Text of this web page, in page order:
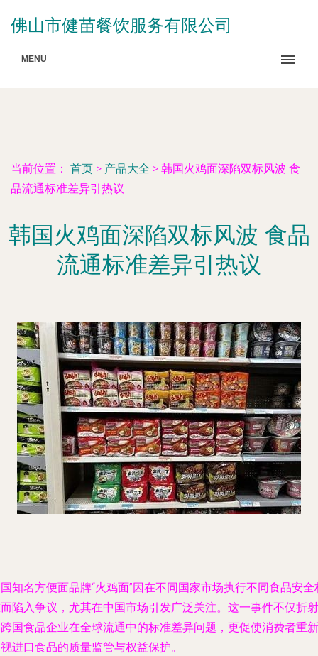
佛山市健苗餐饮服务有限公司
MENU
当前位置： 首页 > 产品大全 > 韩国火鸡面深陷双标风波 食
品流通标准差异引热议
韩国火鸡面深陷双标风波 食品
流通标准差异引热议
知名方便面品牌“火鸡面”因在不同国家市场执行不同食品安全
陷入争议，尤其在中国市场引发广泛关注。这一事件不仅折射
国食品企业在全球流通中的标准差异问题，更促使消费者重新
进口食品的质量监管与权益保护。